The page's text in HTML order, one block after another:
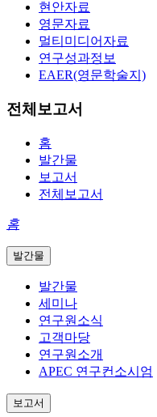
현안자료
영문자료
멀티미디어자료
연구성과정보
EAER(영문학술지)
전체보고서
홈
발간물
보고서
전체보고서
홈
발간물
발간물
세미나
연구원소식
고객마당
연구원소개
APEC 연구컨소시엄
보고서